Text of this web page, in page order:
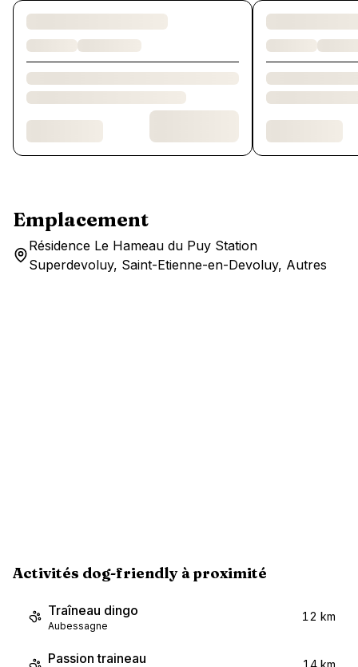
Chargement des chambres et des formules…
Emplacement
Résidence Le Hameau du Puy Station
Superdevoluy, Saint-Etienne-en-Devoluy, Autres
Activités dog-friendly à proximité
Traîneau dingo
Aubessagne
12 km
Passion traineau 14 km